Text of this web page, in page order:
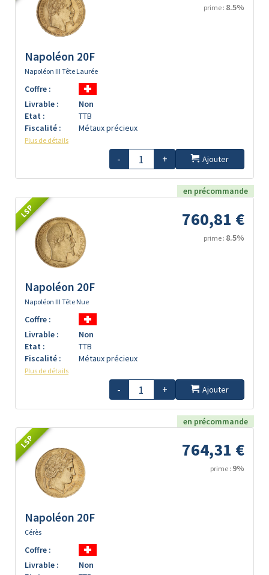
prime : 8.5%
Napoléon 20F
Napoléon III Tête Laurée
Coffre :
Livrable :
Non
Etat :
TTB
Fiscalité :
Métaux précieux
Plus de détails
- + Ajouter
en précommande
LSP 760,81 €
prime : 8.5%
Napoléon 20F
Napoléon III Tête Nue
Coffre :
Livrable :
Non
Etat :
TTB
Fiscalité :
Métaux précieux
Plus de détails
- + Ajouter
en précommande
LSP 764,31 €
prime : 9%
Napoléon 20F
Cérès
Coffre :
Livrable :
Non